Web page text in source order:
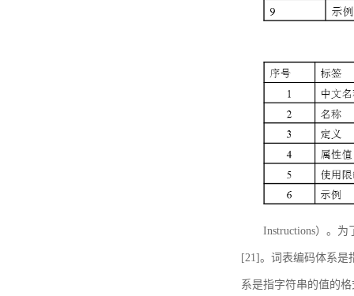
Instructions）。
[21]。词表编码体系是
系是指字符串的值的